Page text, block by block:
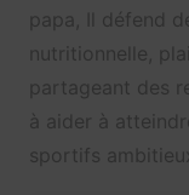
papa, Il défend
nutritionnelle,
partageant des
à aider à
sportifs